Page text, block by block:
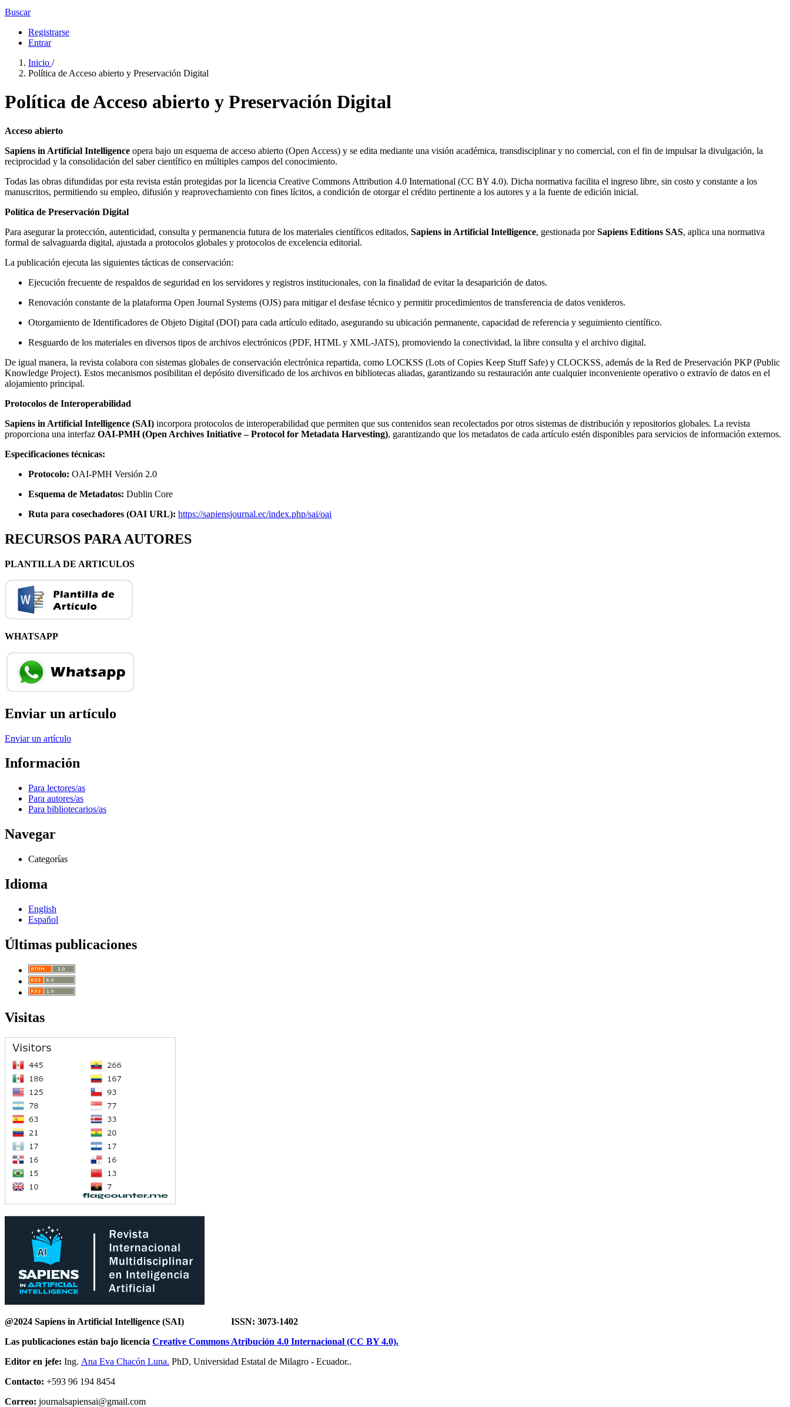
Buscar
Registrarse
Entrar
Inicio /
Política de Acceso abierto y Preservación Digital
Política de Acceso abierto y Preservación Digital
Acceso abierto
Sapiens in Artificial Intelligence opera bajo un esquema de acceso abierto (Open Access) y se edita mediante una visión académica, transdisciplinar y no comercial, con el fin de impulsar la divulgación, la
reciprocidad y la consolidación del saber científico en múltiples campos del conocimiento.
Todas las obras difundidas por esta revista están protegidas por la licencia Creative Commons Attribution 4.0 International (CC BY 4.0). Dicha normativa facilita el ingreso libre, sin costo y constante a los
manuscritos, permitiendo su empleo, difusión y reaprovechamiento con fines lícitos, a condición de otorgar el crédito pertinente a los autores y a la fuente de edición inicial.
Política de Preservación Digital
Para asegurar la protección, autenticidad, consulta y permanencia futura de los materiales científicos editados, Sapiens in Artificial Intelligence, gestionada porSapiens Editions SAS, aplica una normativa
formal de salvaguarda digital, ajustada a protocolos globales y protocolos de excelencia editorial.
La publicación ejecuta las siguientes tácticas de conservación:
Ejecución frecuente de respaldos de seguridad en los servidores y registros institucionales, con la finalidad de evitar la desaparición de datos.
Renovación constante de la plataforma Open Journal Systems (OJS) para mitigar el desfase técnico y permitir procedimientos de transferencia de datos venideros.
Otorgamiento de Identificadores de Objeto Digital (DOI) para cada artículo editado, asegurando su ubicación permanente, capacidad de referencia y seguimiento científico.
Resguardo de los materiales en diversos tipos de archivos electrónicos (PDF, HTML y XML-JATS), promoviendo la conectividad, la libre consulta y el archivo digital.
De igual manera, la revista colabora con sistemas globales de conservación electrónica repartida, como LOCKSS (Lots of Copies Keep Stuff Safe) y CLOCKSS, además de la Red de Preservación PKP (Public
Knowledge Project). Estos mecanismos posibilitan el depósito diversificado de los archivos en bibliotecas aliadas, garantizando su restauración ante cualquier inconveniente operativo o extravío de datos en el
alojamiento principal.
Protocolos de Interoperabilidad
Sapiens in Artificial Intelligence (SAI) incorpora protocolos de interoperabilidad que permiten que sus contenidos sean recolectados por otros sistemas de distribución y repositorios globales. La revista
proporciona una interfaz OAI-PMH (Open Archives Initiative – Protocol for Metadata Harvesting), garantizando que los metadatos de cada artículo estén disponibles para servicios de información externos.
Especificaciones técnicas:
Protocolo: OAI-PMH Versión 2.0
Esquema de Metadatos: Dublin Core
Ruta para cosechadores (OAI URL): https://sapiensjournal.ec/index.php/sai/oai
RECURSOS PARA AUTORES
PLANTILLA DE ARTICULOS
WHATSAPP
Enviar un artículo
Enviar un artículo
Información
Para lectores/as
Para autores/as
Para bibliotecarios/as
Navegar
Categorías
Idioma
English
Español
Últimas publicaciones
Visitas
@2024 Sapiens in Artificial Intelligence (SAI) ISSN: 3073-1402
Las publicaciones están bajo licencia Creative Commons Atribución 4.0 Internacional (CC BY 4.0).
Editor en jefe: Ing. Ana Eva Chacón Luna. PhD, Universidad Estatal de Milagro - Ecuador..
Contacto: +593 96 194 8454
Correo: journalsapiensai@gmail.com